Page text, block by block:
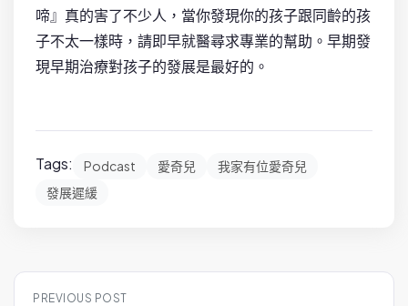
啼』真的害了不少人，當你發現你的孩子跟同齡的孩
子不太一樣時，請即早就醫尋求專業的幫助。早期發
現早期治療對孩子的發展是最好的。
Tags: Podcast 愛奇兒
我家有位愛奇兒
發展遲緩
P
PREVIOUS POST